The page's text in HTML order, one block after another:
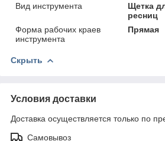
Вид инструмента
Щетка
ресниц
Форма рабочих краев
инструмента
Прямая
Скрыть
Условия доставки
Доставка осуществляется только по
Самовывоз